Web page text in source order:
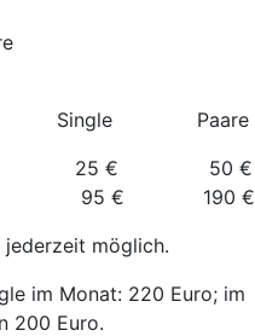
Single Paare
25 € 50 €
95 € 190 €
möglich.
im Monat: 220 Euro; im
200 Euro.